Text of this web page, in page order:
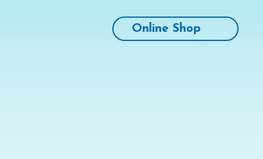
Online Shop